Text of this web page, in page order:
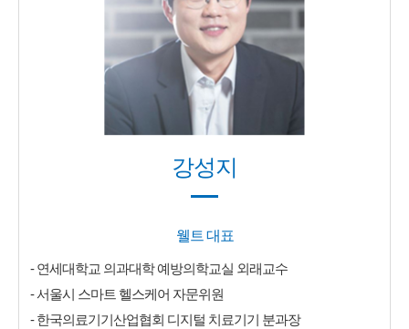
강성지
웰트 대표
- 연세대학교 의과대학 예방의학교실 외래교수
- 서울시 스마트 헬스케어 자문위원
- 한국의료기기산업협회 디지털 치료기기 분과장